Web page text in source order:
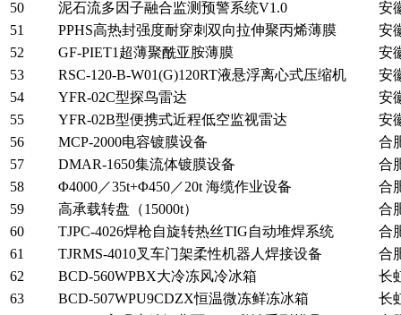
50
泥石流多因子融合监测预警系统V1.0
安
51
PPHS高热封强度耐穿刺双向拉伸聚丙烯薄膜
安
52
GF-PIET1超薄聚酰亚胺薄膜
安
53
RSC-120-B-W01(G)120RT液悬浮离心式压缩机
安
54
YFR-02C型探鸟雷达
安
55
YFR-02B型便携式近程低空监视雷达
安
56
MCP-2000电容镀膜设备
合
57
DMAR-1650集流体镀膜设备
合
58
Φ4000／35t+Φ450／20t 海缆作业设备
合
59
高承载转盘（15000t）
合
60
TJPC-4026焊枪自旋转热丝TIG自动堆焊系统
合
61
TJRMS-4010叉车门架柔性机器人焊接设备
合
62
BCD-560WPBX大冷冻风冷冰箱
长
63
BCD-507WPU9CDZX恒温微冻鲜冻冰箱
长